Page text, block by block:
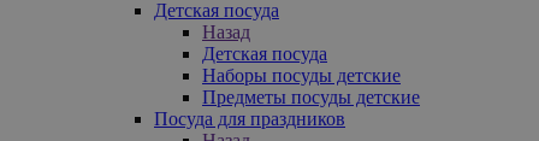
Детская посуда
Назад
Детская посуда
Наборы посуды детские
Предметы посуды детские
Посуда для праздников